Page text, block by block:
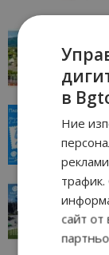
в
Ние
сайт